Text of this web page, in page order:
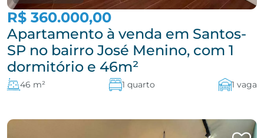
R$ 360.000,00
Apartamento à venda em Santos-
SP no bairro José Menino, com 1
dormitório e 46m²
46 m² 1 quarto 1 vaga